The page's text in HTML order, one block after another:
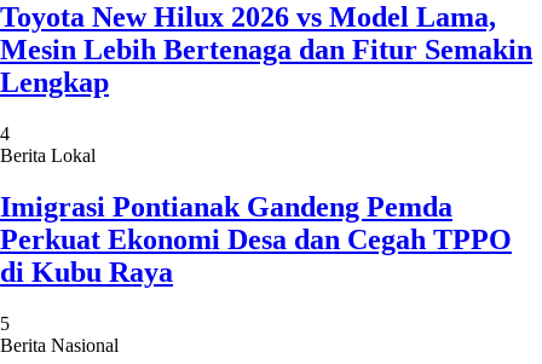
Toyota New Hilux 2026 vs Model Lama,
Mesin Lebih Bertenaga dan Fitur Semakin
Lengkap
4
Berita Lokal
Imigrasi Pontianak Gandeng Pemda
Perkuat Ekonomi Desa dan Cegah TPPO
di Kubu Raya
5
Berita Nasional